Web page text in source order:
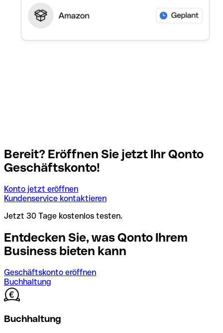
Bereit? Eröffnen Sie jetzt Ihr Qonto
Geschäftskonto!
Konto jetzt eröffnen
Kundenservice kontaktieren
Jetzt 30 Tage kostenlos testen.
Entdecken Sie, was Qonto Ihrem
Business bieten kann
Geschäftskonto eröffnen
Buchhaltung
Buchhaltung